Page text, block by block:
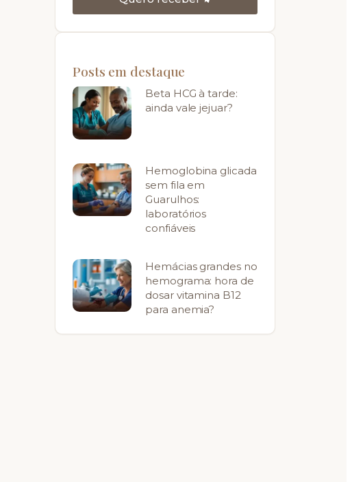
Posts em destaque
Beta HCG à tarde:
ainda vale jejuar?
Hemoglobina glicada
sem fila em
Guarulhos:
laboratórios
confiáveis
Hemácias grandes no
hemograma: hora de
dosar vitamina B12
para anemia?